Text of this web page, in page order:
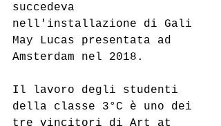
succedeva
nell'installazione di Gali
May Lucas presentata ad
Amsterdam nel 2018.
Il lavoro degli studenti
della classe 3°C è uno dei
tre vincitori di Art at